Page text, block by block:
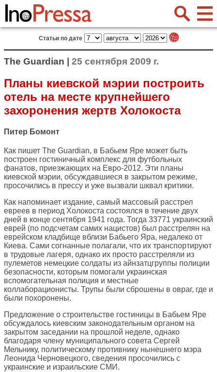
Статьи по дате
The Guardian | 25 сентября 2009 г.
Планы киевской мэрии построить
отель на месте крупнейшего
захоронения жертв Холокоста
Питер Бомонт
Как пишет The Guardian, в Бабьем Яре может быть
построен гостиничный комплекс для футбольных
фанатов, приезжающих на Евро-2012. Эти планы
киевской мэрии, обсуждавшиеся в закрытом режиме,
просочились в прессу и уже вызвали шквал критики.
Как напоминает издание, самый массовый расстрел
евреев в период Холокоста состоялся в течение двух
дней в конце сентября 1941 года. Тогда 33771 украинский
еврей (по подсчетам самих нацистов) был расстрелян на
еврейском кладбище вблизи Бабьего Яра, недалеко от
Киева. Сами согнанные полагали, что их транспортируют
в трудовые лагеря, однако их просто расстреляли из
пулеметов немецкие солдаты из айнзатцгруппы полиции
безопасности, которым помогали украинская
вспомогательная полиция и местные
коллаборационисты. Трупы были сброшены в овраг, где и
были похоронены.
Предложение о строительстве гостиницы в Бабьем Яре
обсуждалось киевским законодательным органом на
закрытом заседании на прошлой неделе, однако
благодаря члену муниципального совета Сергей
Мельнику, политическому противнику нынешнего мэра
Леонида Черновецкого, сведения просочились с
украинские и израильские СМИ.